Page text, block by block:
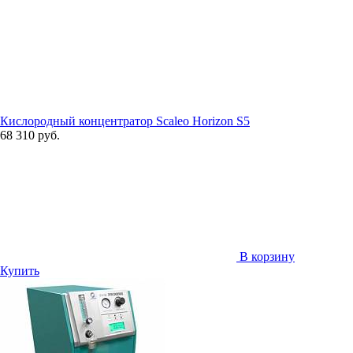
Кислородный концентратор Scaleo Horizon S5
68 310 руб.
В корзину
Купить